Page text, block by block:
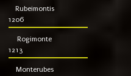
Rubeimontis
1206
Rogimonte
1213
Monterubes